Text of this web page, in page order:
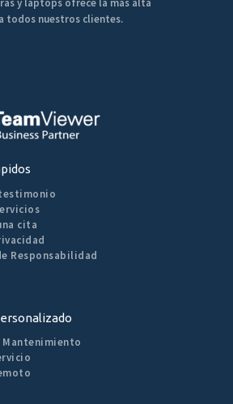
y laptops ofrece la más alta
todos nuestros clientes.
cita
Responsabilidad
Mantenimiento